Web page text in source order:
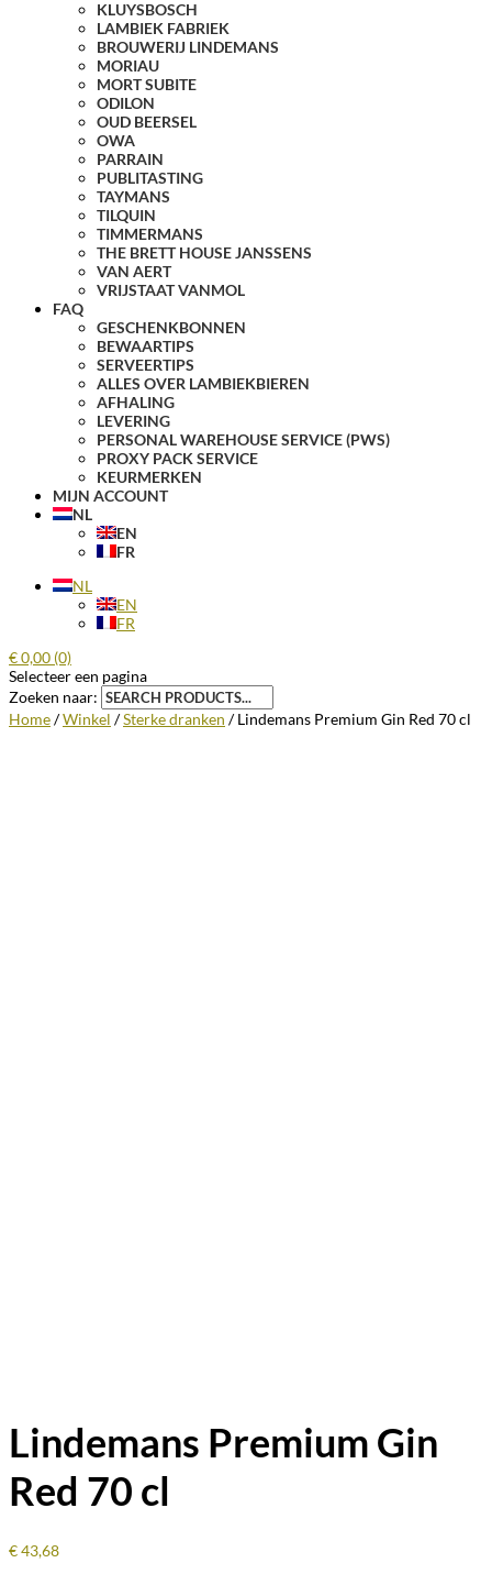
KLUYSBOSCH
LAMBIEK FABRIEK
BROUWERIJ LINDEMANS
MORIAU
MORT SUBITE
ODILON
OUD BEERSEL
OWA
PARRAIN
PUBLITASTING
TAYMANS
TILQUIN
TIMMERMANS
THE BRETT HOUSE JANSSENS
VAN AERT
VRIJSTAAT VANMOL
FAQ
GESCHENKBONNEN
BEWAARTIPS
SERVEERTIPS
ALLES OVER LAMBIEKBIEREN
AFHALING
LEVERING
PERSONAL WAREHOUSE SERVICE (PWS)
PROXY PACK SERVICE
KEURMERKEN
MIJN ACCOUNT
NL
EN
FR
NL
EN
FR
€0,00 (0)
Selecteer een pagina
Zoeken naar:
Home/Winkel /Sterke dranken / Lindemans Premium Gin Red 70 cl
Lindemans Premium Gin
Red 70 cl
€43,68